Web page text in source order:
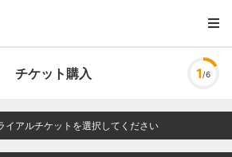
チケット購入 1 /6
イアルチケットを選択してください